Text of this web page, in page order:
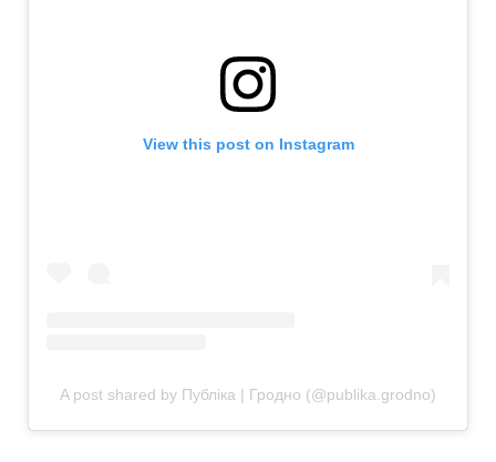
View this post on Instagram
A post shared by Публiка | Гродно (@publika.grodno)